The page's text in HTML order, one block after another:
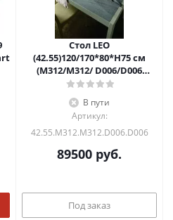
Стол LEO
(42.55)120/170*80*Н75 см
(М312/M312/ D006/D006
цвета лавовый камень)
В пути
Артикул:
42.55.M312.M312.D006.D006
89500 руб.
Под заказ